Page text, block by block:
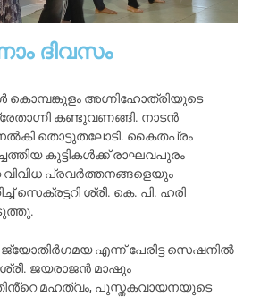
ദിവസം
കൊമ്പങ്കുളം അഗ്നിഹോത്രിയുടെ
കണ്ടുവണങ്ങി. നാടൻ
തൊട്ടുതലോടി. കൈതപ്രം
കുട്ടികൾക്ക് രാഘവപുരം
പ്രവർത്തനങ്ങളെയും
സെക്രട്ടറി ശ്രീ. കെ. പി. ഹരി
എന്ന് പേരിട്ട സെഷനിൽ
ജയരാജൻ മാഷും
മഹത്വം, പുസ്തകവായനയുടെ